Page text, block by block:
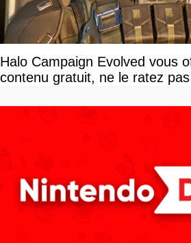
Halo Campaign Evolved vous
contenu gratuit, ne le ratez pas